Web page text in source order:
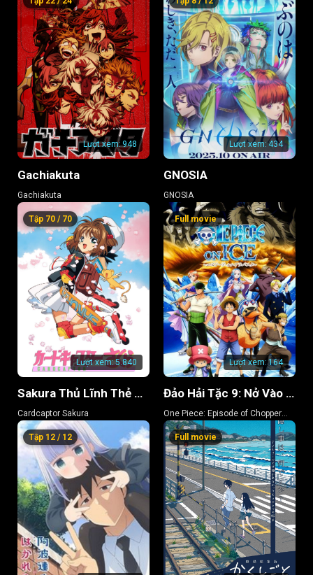
Tập 82 Tập 83 Tập 84
Tập 85 Tập 86 Tập 87
Tập 88 Tập 89 Tập 90
Tập 91 Tập 92 Tập 93
Tập 94 Tập 95 Tập 96
Tập 97 Tập 98 Tập 99
Tập 100 Tập 101
Tập 103 Tập 104 Tập 105
Tập 106 Tập 107 Tập 108
Tập 109 Tập 110 Tập 111
Tập 112 Tập 113 Tập 114
Tập 115 Tập 116 Tập 117
Tập 118 Tập 119
Arc)
Lượt xem:948
Gachiakuta
Gachiakuta
Lượt xem: 434
GNOSIA
GNOSIA
Lượt xem:5.840
Tập 70 / 70
Sakura Thủ Lĩnh Thẻ Bài
Cardcaptor Sakura
Lượt xem: 164
Full movie
Đảo Hải Tặc 9: Nở Vào Mùa Đông, Hoa Sakura Diệu Kỳ
One Piece: Episode of Chopper
Plus: Bloom in the Winter, Miracle
Cherry Blossom
Tập 12 / 12 Full movie